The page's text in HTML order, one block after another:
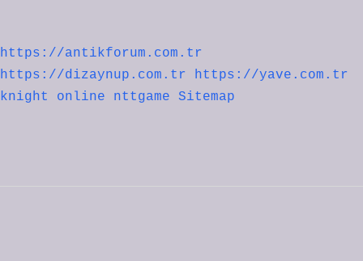
https://antikforum.com.tr
https://dizaynup.com.tr
https://yave.com.tr
knight online
nttgame Sitemap